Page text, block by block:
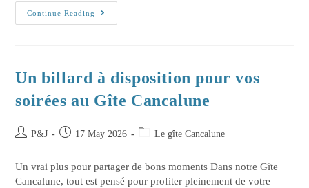
Continue Reading
Un billard à disposition pour vos
soirées au Gîte Cancalune
P&J 17 May 2026 Le gîte Cancalune
Un vrai plus pour partager de bons moments Dans notre Gîte
Cancalune, tout est pensé pour profiter pleinement de votre